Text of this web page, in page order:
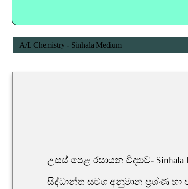
A/L Chemistry - Sinhala Medium
උසස් පෙළ රසායන විද්‍යාව- Sinhala
සිද්ධාන්ත සමග අනුමාන ප්‍රශ්ණ හා